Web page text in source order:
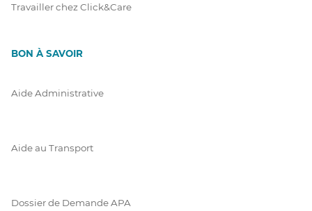
Travailler chez Click&Care
BON À SAVOIR
Aide Administrative
Aide au Transport
Dossier de Demande APA